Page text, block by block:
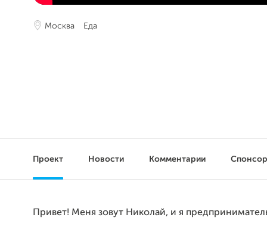
Москва Еда
Проект Новости Комментарии
Привет! Меня зовут Николай, и я